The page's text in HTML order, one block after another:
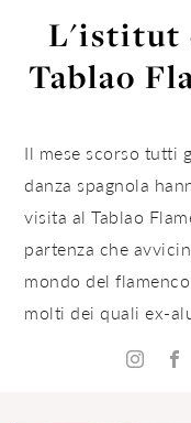
L'istitut
Tablao
Il mese scorso tutti
danza spagnola
visita al Tablao
partenza che
mondo del
molti dei quali ex-